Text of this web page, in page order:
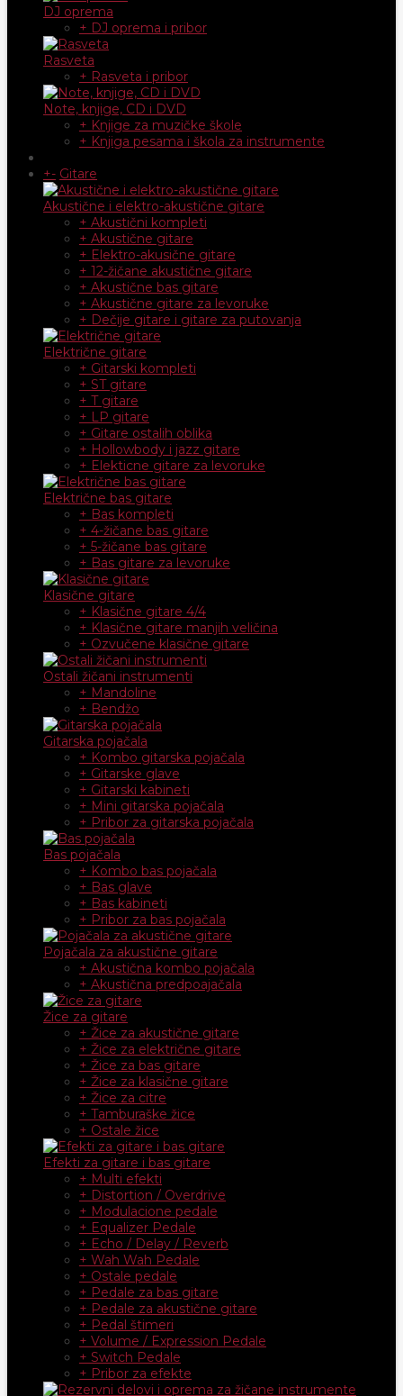
DJ oprema
+ DJ oprema i pribor
Rasveta
+ Rasveta i pribor
Note, knjige, CD i DVD
+ Knjige za muzičke škole
+ Knjiga pesama i škola za instrumente
+- Gitare
Akustične i elektro-akustične gitare
+ Akustični kompleti
+ Akustične gitare
+ Elektro-akusične gitare
+ 12-žičane akustične gitare
+ Akustične bas gitare
+ Akustične gitare za levoruke
+ Dečije gitare i gitare za putovanja
Električne gitare
+ Gitarski kompleti
+ ST gitare
+ T gitare
+ LP gitare
+ Gitare ostalih oblika
+ Hollowbody i jazz gitare
+ Elekticne gitare za levoruke
Električne bas gitare
+ Bas kompleti
+ 4-žičane bas gitare
+ 5-žičane bas gitare
+ Bas gitare za levoruke
Klasične gitare
+ Klasične gitare 4/4
+ Klasične gitare manjih veličina
+ Ozvučene klasične gitare
Ostali žičani instrumenti
+ Mandoline
+ Bendžo
Gitarska pojačala
+ Kombo gitarska pojačala
+ Gitarske glave
+ Gitarski kabineti
+ Mini gitarska pojačala
+ Pribor za gitarska pojačala
Bas pojačala
+ Kombo bas pojačala
+ Bas glave
+ Bas kabineti
+ Pribor za bas pojačala
Pojačala za akustične gitare
+ Akustična kombo pojačala
+ Akustična predpoajačala
Žice za gitare
+ Žice za akustične gitare
+ Žice za električne gitare
+ Žice za bas gitare
+ Žice za klasične gitare
+ Žice za citre
+ Tamburaške žice
+ Ostale žice
Efekti za gitare i bas gitare
+ Multi efekti
+ Distortion / Overdrive
+ Modulacione pedale
+ Equalizer Pedale
+ Echo / Delay / Reverb
+ Wah Wah Pedale
+ Ostale pedale
+ Pedale za bas gitare
+ Pedale za akustične gitare
+ Pedal štimeri
+ Volume / Expression Pedale
+ Switch Pedale
+ Pribor za efekte